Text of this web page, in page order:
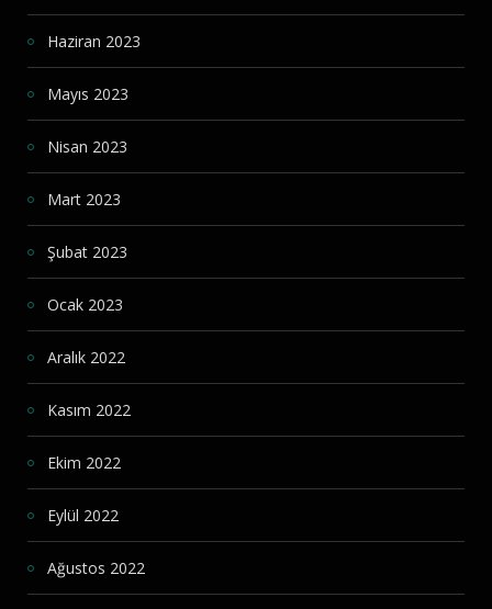
Haziran 2023
Mayıs 2023
Nisan 2023
Mart 2023
Şubat 2023
Ocak 2023
Aralık 2022
Kasım 2022
Ekim 2022
Eylül 2022
Ağustos 2022